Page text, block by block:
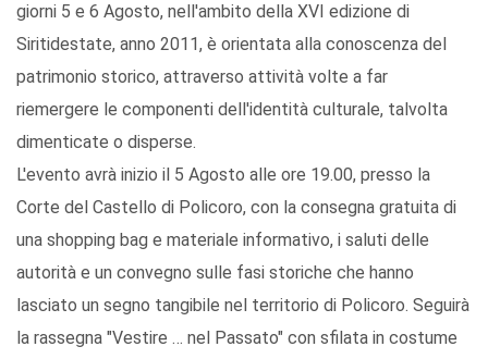
giorni 5 e 6 Agosto, nell'ambito della XVI edizione di
Siritidestate, anno 2011, è orientata alla conoscenza del
patrimonio storico, attraverso attività volte a far
riemergere le componenti dell'identità culturale, talvolta
dimenticate o disperse.
L'evento avrà inizio il 5 Agosto alle ore 19.00, presso la
Corte del Castello di Policoro, con la consegna gratuita di
una shopping bag e materiale informativo, i saluti delle
autorità e un convegno sulle fasi storiche che hanno
lasciato un segno tangibile nel territorio di Policoro. Seguirà
la rassegna "Vestire … nel Passato" con sfilata in costume